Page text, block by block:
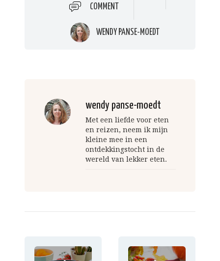
COMMENT
WENDY PANSE-MOEDT
wendy panse-moedt
Met een liefde voor eten
en reizen, neem ik mijn
kleine mee in een
ontdekkingstocht in de
wereld van lekker eten.